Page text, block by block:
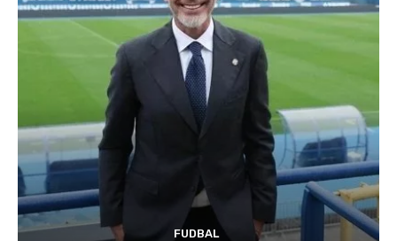
FUDBAL